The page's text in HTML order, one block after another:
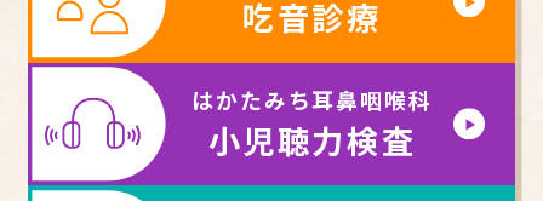
吃音診療
はかたみち耳鼻咽喉科
小児聴力検査